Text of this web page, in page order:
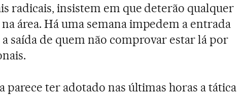
radicais, insistem em que deterão qualquer
área. Há uma semana impedem a entrada
saída de quem não comprovar estar lá por
parece ter adotado nas últimas horas a tática